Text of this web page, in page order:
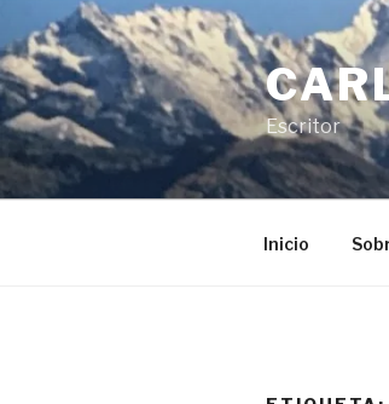
al
contenido
Escritor
Inicio